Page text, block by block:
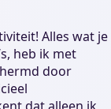
Alles wat je
heb ik met
door